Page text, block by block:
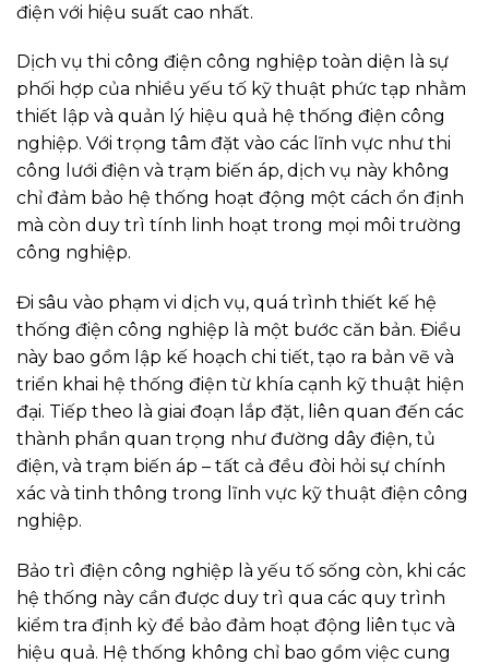
điện với hiệu suất cao nhất.
Dịch vụ thi công điện công nghiệp toàn diện là sự
phối hợp của nhiều yếu tố kỹ thuật phức tạp nhằm
thiết lập và quản lý hiệu quả hệ thống điện công
nghiệp. Với trọng tâm đặt vào các lĩnh vực như thi
công lưới điện và trạm biến áp, dịch vụ này không
chỉ đảm bảo hệ thống hoạt động một cách ổn định
mà còn duy trì tính linh hoạt trong mọi môi trường
công nghiệp.
Đi sâu vào phạm vi dịch vụ, quá trình thiết kế hệ
thống điện công nghiệp là một bước căn bản. Điều
này bao gồm lập kế hoạch chi tiết, tạo ra bản vẽ và
triển khai hệ thống điện từ khía cạnh kỹ thuật hiện
đại. Tiếp theo là giai đoạn lắp đặt, liên quan đến các
thành phần quan trọng như đường dây điện, tủ
điện, và trạm biến áp – tất cả đều đòi hỏi sự chính
xác và tinh thông trong lĩnh vực kỹ thuật điện công
nghiệp.
Bảo trì điện công nghiệp là yếu tố sống còn, khi các
hệ thống này cần được duy trì qua các quy trình
kiểm tra định kỳ để bảo đảm hoạt động liên tục và
hiệu quả. Hệ thống không chỉ bao gồm việc cung